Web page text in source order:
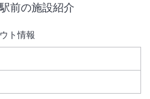
前の施設紹介
ト情報